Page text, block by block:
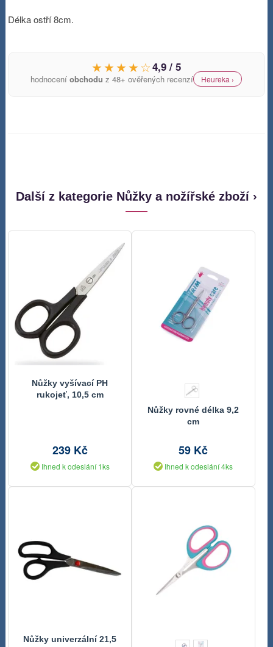
Délka ostří 8cm.
★★★★☆4,9 / 5
hodnoceníobchodu z 48+ ověřených recenzí Heureka ›
Další z kategorie Nůžky a nožířské zboží ›
Nůžky vyšívací PH
rukojeť, 10,5 cm
239 Kč
Ihned k odeslání 1ks
Nůžky rovné délka 9,2
cm
59 Kč
Ihned k odeslání 4ks
Nůžky univerzální 21,5